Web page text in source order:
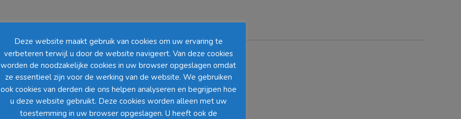
Deze website maakt gebruik van cookies om uw ervaring te
verbeteren terwijl u door de website navigeert. Van deze cookies
worden de noodzakelijke cookies in uw browser opgeslagen omdat
ze essentieel zijn voor de werking van de website. We gebruiken
ook cookies van derden die ons helpen analyseren en begrijpen hoe
u deze website gebruikt. Deze cookies worden alleen met uw
toestemming in uw browser opgeslagen. U heeft ook de